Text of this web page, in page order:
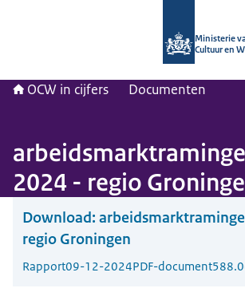
Ministerie
Cultuur en
OCW in cijfers Documenten
2024 - regio
Download:
regio Groningen
Rapport09-12-2024PDF-document